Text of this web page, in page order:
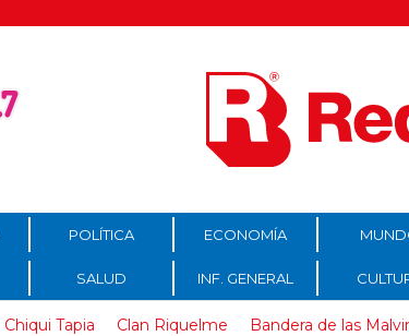
POLÍTICA ECONOMÍA
SALUD INF. GENERAL
Chiqui Tapia Clan Riquelme Bandera de las